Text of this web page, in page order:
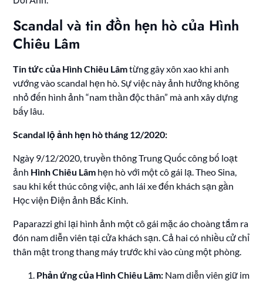
Scandal và tin đồn hẹn hò của Hình
Chiêu Lâm
Tin tức của Hình Chiêu Lâmtừng gây xôn xao khi anh
vướng vào scandal hẹn hò. Sự việc này ảnh hưởng không
nhỏ đến hình ảnh “nam thần độc thân” mà anh xây dựng
bấy lâu.
Scandal lộ ảnh hẹn hò tháng 12/2020:
Ngày 9/12/2020, truyền thông Trung Quốc công bố loạt
ảnh Hình Chiêu Lâm hẹn hò với một cô gái lạ. Theo Sina,
sau khi kết thúc công việc, anh lái xe đến khách sạn gần
Học viện Điện ảnh Bắc Kinh.
Paparazzi ghi lại hình ảnh một cô gái mặc áo choàng tắm ra
đón nam diễn viên tại cửa khách sạn. Cả hai có nhiều cử chỉ
thân mật trong thang máy trước khi vào cùng một phòng.
Phản ứng của Hình Chiêu Lâm: Nam diễn viên giữ im